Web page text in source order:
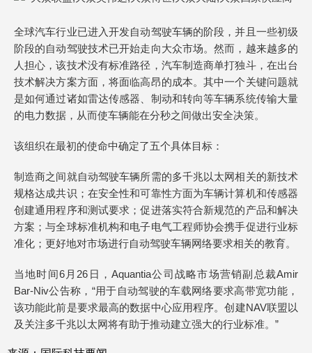
全球汽车行业已进入开发自动驾驶车辆的阶段，并且一些初级
阶段的自动驾驶技术已开始走向大众市场。然而，越来越多的
人担心，该技术没有标准路径，汽车制造商单打独斗，在出台
技术解决方案方面，将面临高昂的成本。其中一个关键问题就
是如何通过诸如雷达传感器、制动和转向等车辆系统传输大量
的电力数据，从而使车辆能在分秒之间做出安全决策。
该组织在最初的使命中确定了五个具体目标：
制造商之间就自动驾驶车辆所需的多千兆以太网相关的新技术
规格达成共识；在安全性和可靠性方面为车辆计算机和传感器
创建通用程序和测试要求；促进落实符合新规范的产品和解决
方案；与全球标准机构和电子电气工程师协会携手促进行业标
准化；更好地对市场进行自动驾驶车辆网络要求相关的教育。
当地时间6月26日，Aquantia公司战略市场营销副总裁Amir
Bar-Niv公告称，“用于自动驾驶的车载网络要求高带宽功能，
该功能此前是要求最高的数据中心应用程序。创建NAV联盟以
及关注多千兆以太网将有助于推动建立强大的行业标准。”